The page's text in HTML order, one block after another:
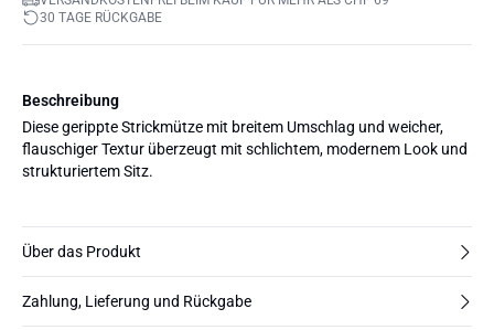
30 TAGE RÜCKGABE
Beschreibung
Diese gerippte Strickmütze mit breitem Umschlag und weicher,
flauschiger Textur überzeugt mit schlichtem, modernem Look und
strukturiertem Sitz.
Über das Produkt
Zahlung, Lieferung und Rückgabe